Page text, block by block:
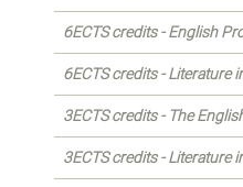
6ECTS credits - English
6ECTS credits - Literature
3ECTS credits - The
3ECTS credits - Literature